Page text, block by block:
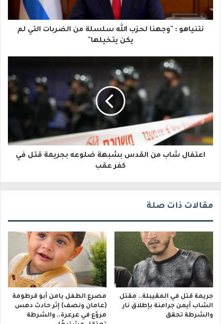
ا
إ
ر
و
نتنياهو : "وجهنا لحزب الله سلسلة من الضربات التي لم
يكن يتخيلها"
اعتفال شاب من القدس بشبهة ضلوعه بجريمة قتل في
كفر عقب
مقالات ذات صلة
جريمة قتل في المقيبلة.. مقتل
الشاب أيمن جرامنة بإطلاق نار
والشرطة تحقق
مصرع الطفل يامن أبو قرطومة
(عامان ونصف) إثر حادث دهس
مروّع في عرعرة.. والشرطة